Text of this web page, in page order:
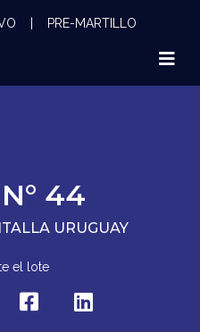
PRE-MARTILLO
44
URUGUAY
el lote